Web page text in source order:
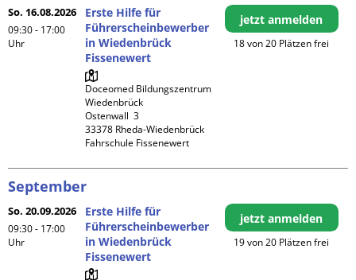
So. 16.08.2026
09:30 - 17:00
Uhr
Erste Hilfe für
Führerscheinbewerber
in Wiedenbrück
Fissenewert
Doceomed Bildungszentrum
Wiedenbrück
Ostenwall  3
33378 Rheda-Wiedenbrück
Fahrschule Fissenewert
jetzt anmelden
18 von 20 Plätzen frei
September
So. 20.09.2026
09:30 - 17:00
Uhr
Erste Hilfe für
Führerscheinbewerber
in Wiedenbrück
Fissenewert
jetzt anmelden
19 von 20 Plätzen frei